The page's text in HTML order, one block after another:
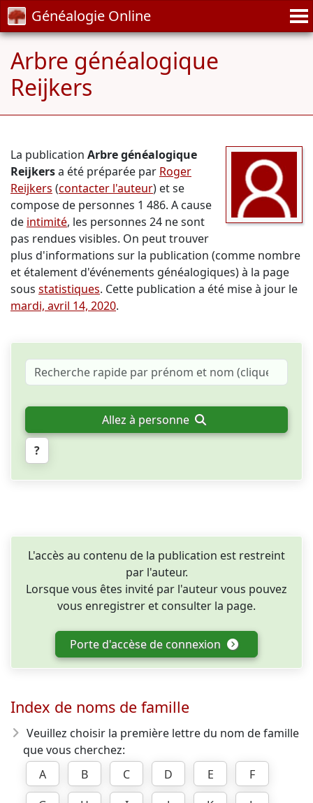
Généalogie Online
Arbre généalogique
Reijkers
La publication Arbre généalogique
Reijkersa été préparée par Roger
Reijkers (contacter l'auteur) et se
compose de personnes 1 486. A cause
de intimité, les personnes 24 ne sont
pas rendues visibles. On peut trouver
plus d'informations sur la publication (comme nombre
et étalement d'événements généalogiques) à la page
sous statistiques. Cette publication a été mise à jour le
mardi, avril 14, 2020.
Allez à personne
?
L'accès au contenu de la publication est restreint
par l'auteur.
Lorsque vous êtes invité par l'auteur vous pouvez
vous enregistrer et consulter la page.
Porte d'accèse de connexion
Index de noms de famille
Veuillez choisir la première lettre du nom de famille
que vous cherchez:
A
B C D E
F